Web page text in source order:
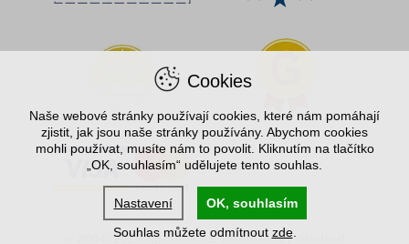
© 2004–2026 Spořílek.cz, internetový obchod
Cookies
Naše webové stránky používají cookies, které nám pomáhají
zjistit, jak jsou naše stránky používány. Abychom cookies
mohli používat, musíte nám to povolit. Kliknutím na tlačítko
„OK, souhlasím“ udělujete tento souhlas.
Nastavení
OK, souhlasím
Souhlas můžete odmítnout zde.